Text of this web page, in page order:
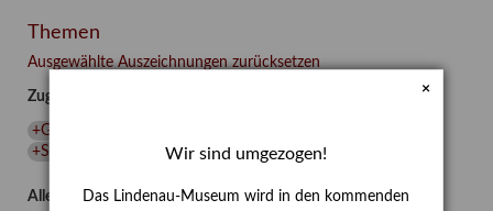
übernahm,
leistete?“
Themen
Ausgewählte Auszeichnungen zurücksetzen
Zugehörige Auszeichnungen
+Grafik
+Sonderausstellung (1)
Alle Auszeichnungen (106)
×
Wir sind umgezogen!
Das Lindenau-Museum wird in den kommenden